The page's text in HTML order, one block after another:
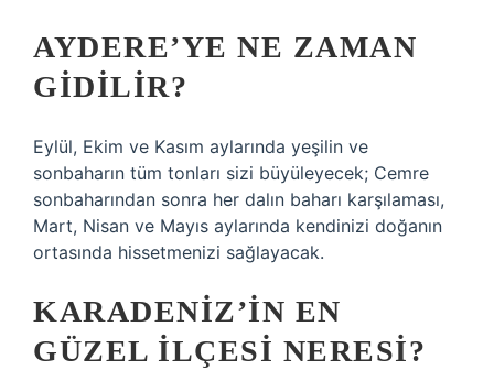
AYDERE’YE NE ZAMAN
GIDILIR?
Eylül, Ekim ve Kasım aylarında yeşilin ve
sonbaharın tüm tonları sizi büyüleyecek; Cemre
sonbaharından sonra her dalın baharı karşılaması,
Mart, Nisan ve Mayıs aylarında kendinizi doğanın
ortasında hissetmenizi sağlayacak.
KARADENIZ’IN EN
GÜZEL ILÇESI NERESI?